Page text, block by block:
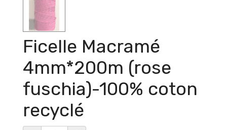
Ficelle Macramé
4mm*200m (rose
fuschia)-100% coton
recyclé